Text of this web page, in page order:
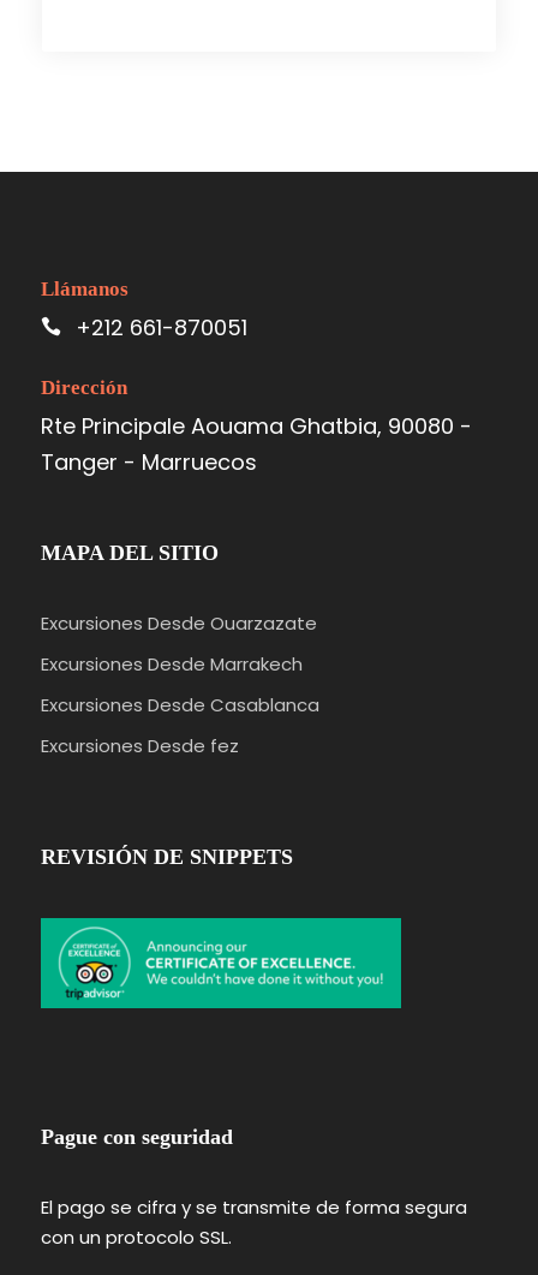
Llámanos
+212 661-870051
Dirección
Rte Principale Aouama Ghatbia, 90080 -
Tanger - Marruecos
MAPA DEL SITIO
Excursiones Desde Ouarzazate
Excursiones Desde Marrakech
Excursiones Desde Casablanca
Excursiones Desde fez
REVISIÓN DE SNIPPETS
Pague con seguridad
El pago se cifra y se transmite de forma segura
con un protocolo SSL.